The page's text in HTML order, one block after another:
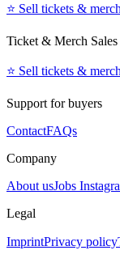
⭐️ Sell tickets &
Ticket & Merch Sales
⭐️ Sell tickets &
Support for buyers
ContactFAQs
Company
About usJobs
Legal
ImprintPrivacy policy